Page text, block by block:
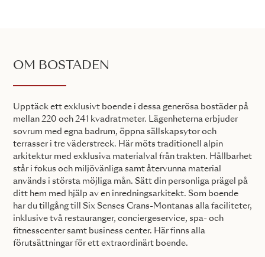
OM BOSTADEN
Upptäck ett exklusivt boende i dessa generösa bostäder på
mellan 220 och 241 kvadratmeter. Lägenheterna erbjuder
sovrum med egna badrum, öppna sällskapsytor och
terrasser i tre väderstreck. Här möts traditionell alpin
arkitektur med exklusiva materialval från trakten. Hållbarhet
står i fokus och miljövänliga samt återvunna material
används i största möjliga mån. Sätt din personliga prägel på
ditt hem med hjälp av en inredningsarkitekt. Som boende
har du tillgång till Six Senses Crans-Montanas alla faciliteter,
inklusive två restauranger, conciergeservice, spa- och
fitnesscenter samt business center. Här finns alla
förutsättningar för ett extraordinärt boende.